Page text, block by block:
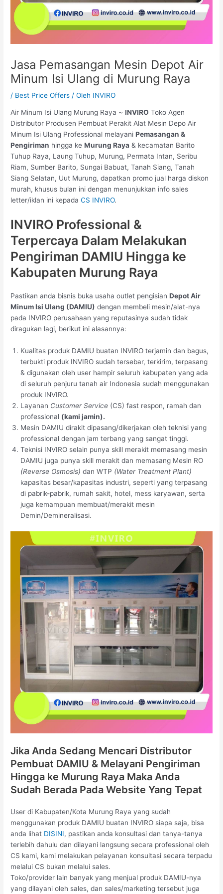
Jasa Pemasangan Mesin Depot Air
Minum Isi Ulang di Murung Raya
/ Best Price Offers / Oleh INVIRO
Air Minum Isi Ulang Murung Raya ~INVIRO Toko Agen
Distributor Produsen Pembuat Perakit Alat Mesin Depo Air
Minum Isi Ulang Professional melayaniPemasangan &
Pengiriman hingga keMurung Raya & kecamatan Barito
Tuhup Raya, Laung Tuhup, Murung, Permata Intan, Seribu
Riam, Sumber Barito, Sungai Babuat, Tanah Siang, Tanah
Siang Selatan, Uut Murung, dapatkan promo jual harga diskon
murah, khusus bulan ini dengan menunjukkan info sales
letter/iklan ini kepadaCS INVIRO.
INVIRO Professional &
Terpercaya Dalam Melakukan
Pengiriman DAMIU Hingga ke
Kabupaten Murung Raya
Pastikan anda bisnis buka usaha outlet pengisianDepot Air
Minum Isi Ulang (DAMIU) dengan membeli mesin/alat-nya
pada INVIRO perusahaan yang reputasinya sudah tidak
diragukan lagi, berikut ini alasannya:
Kualitas produk DAMIU buatan INVIRO terjamin dan bagus,
terbukti produk INVIRO sudah tersebar, terkirim, terpasang
& digunakan oleh user hampir seluruh kabupaten yang ada
di seluruh penjuru tanah air Indonesia sudah menggunakan
produk INVIRO.
Layanan Customer Service (CS) fast respon, ramah dan
professional (kami jamin).
Mesin DAMIU dirakit dipasang/dikerjakan oleh teknisi yang
professional dengan jam terbang yang sangat tinggi.
Teknisi INVIRO selain punya skill merakit memasang mesin
DAMIU juga punya skill merakit dan memasang Mesin RO
(Reverse Osmosis) dan WTP (Water Treatment Plant)
kapasitas besar/kapasitas industri, seperti yang terpasang
di pabrik-pabrik, rumah sakit, hotel, mess karyawan, serta
juga kemampuan membuat/merakit mesin
Demin/Demineralisasi.
Jika Anda Sedang Mencari Distributor
Pembuat DAMIU & Melayani Pengiriman
Hingga ke Murung Raya Maka Anda
Sudah Berada Pada Website Yang Tepat
User di Kabupaten/Kota Murung Raya yang sudah
menggunakan produk DAMIU buatan INVIRO siapa saja, bisa
anda lihat DISINI, pastikan anda konsultasi dan tanya-tanya
terlebih dahulu dan dilayani langsung secara professional oleh
CS kami, kami melakukan pelayanan konsultasi secara terpadu
melalui CS bukan melalui sales.
Toko/provider lain banyak yang menjual produk DAMIU-nya
yang dilayani oleh sales, dan sales/marketing tersebut juga